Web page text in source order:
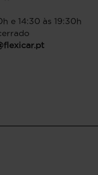
e 14:30 às 19:30h